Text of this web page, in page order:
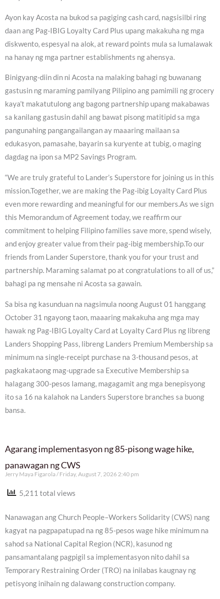
Ayon kay Acosta na bukod sa pagiging cash card, nagsisilbi ring
daan ang Pag-IBIG Loyalty Card Plus upang makakuha ng mga
diskwento, espesyal na alok, at reward points mula sa lumalawak
na hanay ng mga partner establishments ng ahensya.
Binigyang-diin din ni Acosta na malaking bahagi ng buwanang
gastusin ng maraming pamilyang Pilipino ang pamimili ng grocery
kaya’t makatutulong ang bagong partnership upang makabawas
sa kanilang gastusin dahil ang bawat pisong matitipid sa mga
pangunahing pangangailangan ay maaaring mailaan sa
edukasyon, pamasahe, bayarin sa kuryente at tubig, o maging
dagdag na ipon sa MP2 Savings Program.
“We are truly grateful to Lander’s Superstore for joining us in this
mission.Together, we are making the Pag-ibig Loyalty Card Plus
even more rewarding and meaningful for our members.As we sign
this Memorandum of Agreement today, we reaffirm our
commitment to helping Filipino families save more, spend wisely,
and enjoy greater value from their pag-ibig membership.To our
friends from Lander Superstore, thank you for your trust and
partnership. Maraming salamat po at congratulations to all of us,”
bahagi pa ng mensahe ni Acosta sa gawain.
Sa bisa ng kasunduan na nagsimula noong August 01 hanggang
October 31 ngayong taon, maaaring makakuha ang mga may
hawak ng Pag-IBIG Loyalty Card at Loyalty Card Plus ng libreng
Landers Shopping Pass, libreng Landers Premium Membership sa
minimum na single-receipt purchase na 3-thousand pesos, at
pagkakataong mag-upgrade sa Executive Membership sa
halagang 300-pesos lamang, magagamit ang mga benepisyong
ito sa 16 na kalahok na Landers Superstore branches sa buong
bansa.
Agarang implementasyon ng 85-pisong wage hike,
panawagan ng CWS
Jerry Maya Figarola Friday, August 7, 2026 2:40 pm
5,211 total views
Nanawagan ang Church People–Workers Solidarity (CWS) nang
kagyat na pagpapatupad na ng 85-pesos wage hike minimum na
sahod sa National Capital Region (NCR), kasunod ng
pansamantalang pagpigil sa implementasyon nito dahil sa
Temporary Restraining Order (TRO) na inilabas kaugnay ng
petisyong inihain ng dalawang construction company.